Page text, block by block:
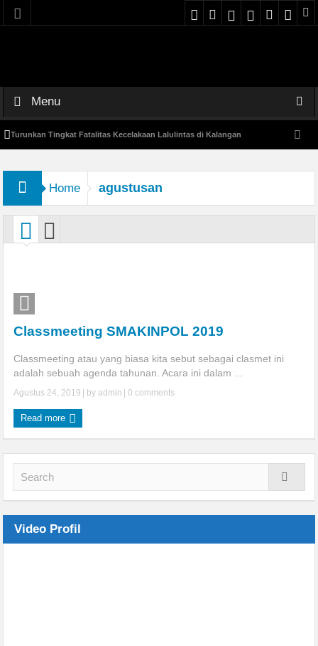
Menu
Turunkan Tingkat Fatalitas Kecelakaan Lalulintas di Kalangan
Pasuruan
SPMB 2026-2027
Tingkatkan Literasi Demokrasi: SMKN 1 Gempol Bekerjasama
Gempala SMKN 1 Gempol Lakukan Penanaman Pohon di Pos 1
PT. Trass Anugrah Makmur Adakan Rekrutmen di SMKN 1
Gempol
Gempol Tingkatkan Peminatan Siswa Melanjutkan ke Pendidikan
Home agustusan
Classmeeting SMAKINPOL 2019
Classmeeting atau yang biasa kita sebut sebagai clasmet ini
adalah sebuah agenda tahunan. Acara ini dalam ...
Agustus 24, 2019 | byadmin 0 comments
Read more
Video Profil